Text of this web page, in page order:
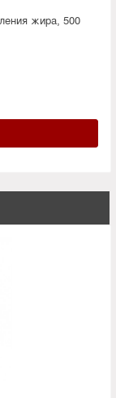
жира, 500